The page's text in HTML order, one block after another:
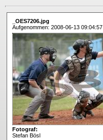
_OES7206.jpg
Aufgenommen: 2008-06-13 09:04:57
Fotograf:
Stefan Bösl